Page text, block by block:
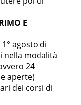
6
E
agosto di
nella modalità
24
aperte)
dei corsi di